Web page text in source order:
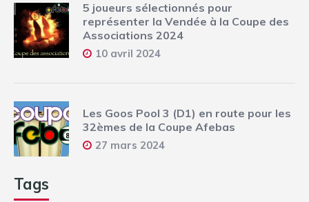
5 joueurs sélectionnés pour
représenter la Vendée à la Coupe des
Associations 2024
10 avril 2024
Les Goos Pool 3 (D1) en route pour les
32èmes de la Coupe Afebas
27 mars 2024
Tags